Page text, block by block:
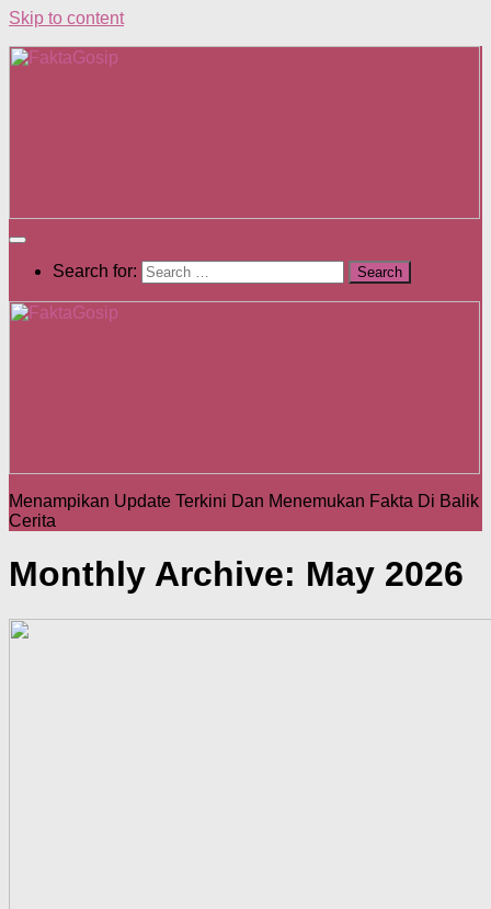
Skip to content
Search for:
Menampikan Update Terkini Dan Menemukan Fakta Di Balik
Cerita
Monthly Archive: May 2026